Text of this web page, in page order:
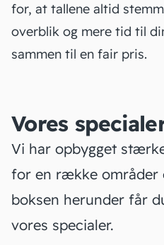
for, at tallene altid
overblik og mere tid til
sammen til en fair pris.
Vores
Vi har opbygget
for en række områder
boksen herunder får
vores specialer.